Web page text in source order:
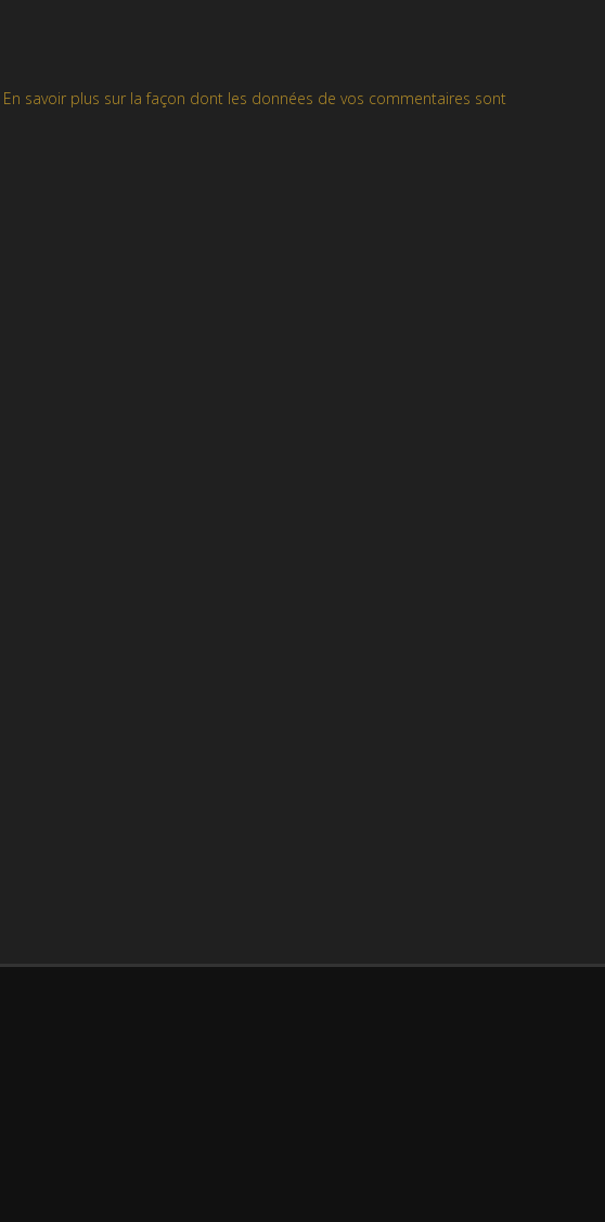
En savoir plus sur la façon dont les données de vos commentaires sont